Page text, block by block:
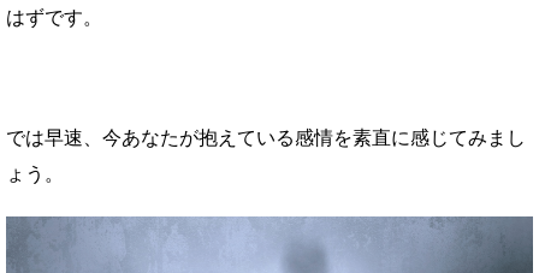
はずです。
では早速、今あなたが抱えている感情を素直に感じてみまし
ょう。